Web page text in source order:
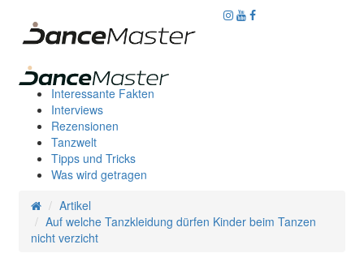
Interessante Fakten
Interviews
Rezensionen
Tanzwelt
Tipps und Tricks
Was wird getragen
Artikel
Auf welche Tanzkleidung dürfen Kinder beim Tanzen
nicht verzicht